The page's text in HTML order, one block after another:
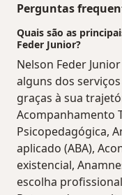
Perguntas
Quais são as
Feder Junior?
Nelson Feder
alguns dos
graças à sua
Acompanhamento
Psicopedagógica,
aplicado (ABA),
existencial,
escolha